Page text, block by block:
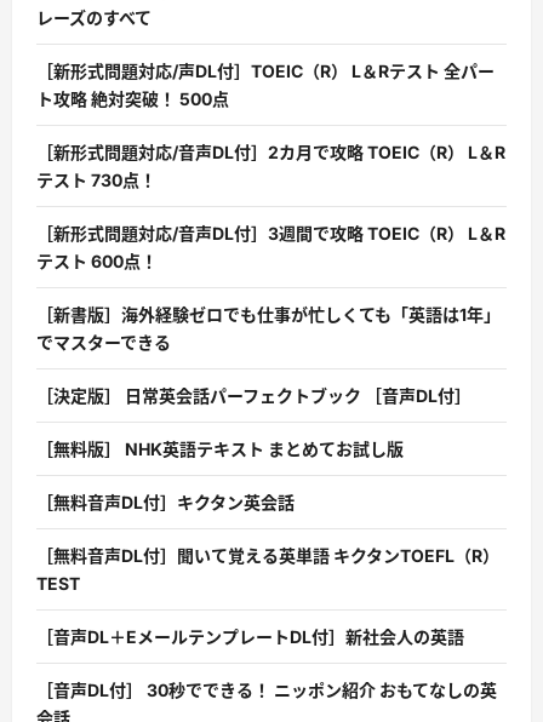
レーズのすべて
［新形式問題対応/声DL付］TOEIC（R） L＆Rテスト 全パー
ト攻略 絶対突破！ 500点
［新形式問題対応/音声DL付］2カ月で攻略 TOEIC（R） L＆R
テスト 730点！
［新形式問題対応/音声DL付］3週間で攻略 TOEIC（R） L＆R
テスト 600点！
［新書版］海外経験ゼロでも仕事が忙しくても「英語は1年」
でマスターできる
［決定版］ 日常英会話パーフェクトブック ［音声DL付］
［無料版］ NHK英語テキスト まとめてお試し版
［無料音声DL付］キクタン英会話
［無料音声DL付］聞いて覚える英単語 キクタンTOEFL（R）
TEST
［音声DL＋EメールテンプレートDL付］新社会人の英語
［音声DL付］ 30秒でできる！ ニッポン紹介 おもてなしの英